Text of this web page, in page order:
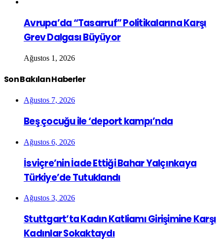
Avrupa’da “Tasarruf” Politikalarına Karşı
Grev Dalgası Büyüyor
Ağustos 1, 2026
Son Bakılan Haberler
Ağustos 7, 2026
Beş çocuğu ile ‘deport kampı’nda
Ağustos 6, 2026
İsviçre’nin İade Ettiği Bahar Yalçınkaya
Türkiye’de Tutuklandı
Ağustos 3, 2026
Stuttgart’ta Kadın Katliamı Girişimine Karşı
Kadınlar Sokaktaydı